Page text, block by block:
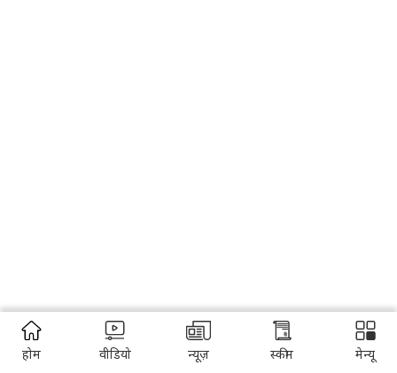
होम वीडियो न्यूज़ स्कीम मेन्यू